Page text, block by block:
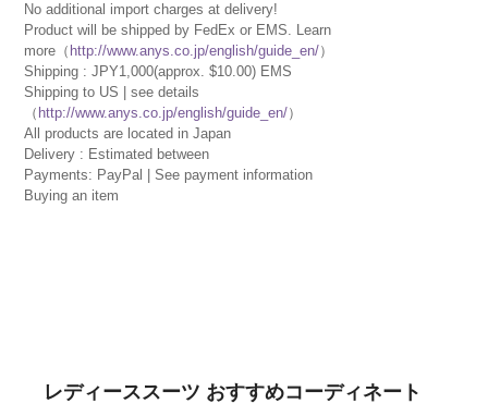
No additional import charges at delivery!
Product will be shipped by FedEx or EMS. Learn
more（ http://www.anys.co.jp/english/guide_en/）
Shipping : JPY1,000(approx. $10.00) EMS
Shipping to US | see details
（ http://www.anys.co.jp/english/guide_en/）
All products are located in Japan
Delivery : Estimated between
Payments: PayPal | See payment information
Buying an item
レディーススーツ おすすめコーディネート